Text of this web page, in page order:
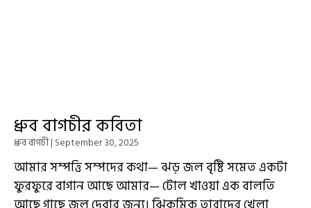
ধ্রুব বাগচীর কবিতা
ধ্রুব বাগচী September 30, 2025
আমার সম্পত্তি সম্পদের কথা— ঝড় জল বৃষ্টি সমেত একটা
ফুরফুরে বাগান আছে আমার— টোল খাওয়া এক বালতি